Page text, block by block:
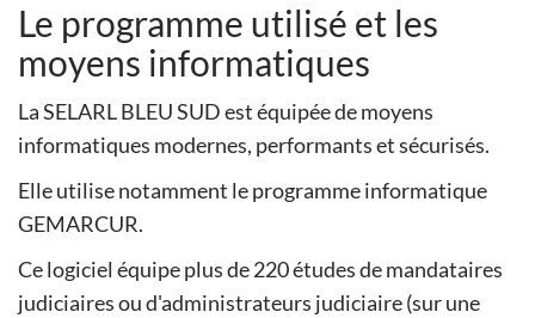
Le programme utilisé et les
moyens informatiques
La SELARL BLEU SUD est équipée de moyens
informatiques modernes, performants et sécurisés.
Elle utilise notamment le programme informatique
GEMARCUR.
Ce logiciel équipe plus de 220 études de mandataires
judiciaires ou d'administrateurs judiciaire (sur une